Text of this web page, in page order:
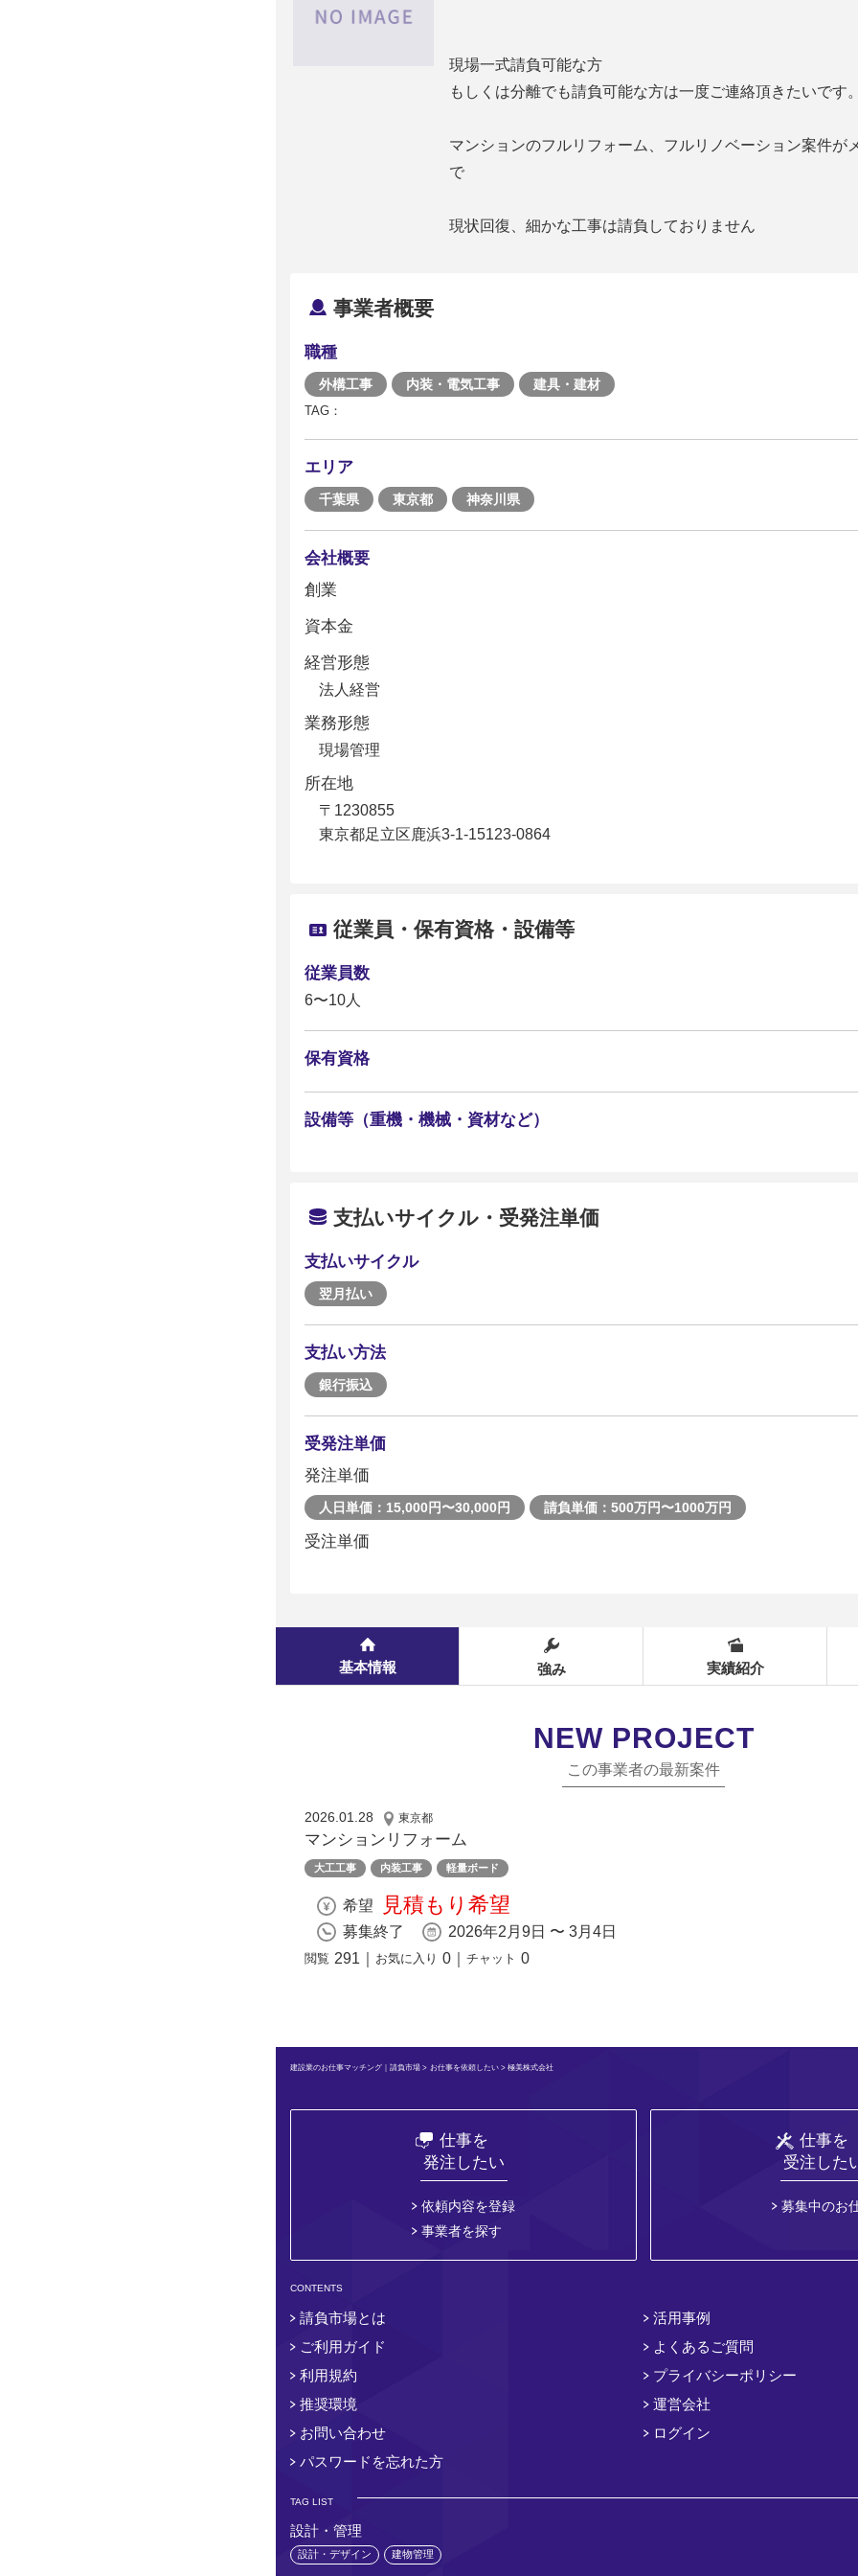
現場一式請負可能な方
もしくは分離でも請負可能な方は一度ご連絡頂きたいです
マンションのフルリフォーム、フルリノベーション案件が
で
現状回復、細かな工事は請負しておりません
事業者概要
職種
外構工事 内装・電気工事 建具・建材
TAG：
エリア
千葉県 東京都 神奈川県
会社概要
創業
資本金
経営形態
法人経営
業務形態
現場管理
所在地
〒1230855
東京都足立区鹿浜3-1-15123-0864
従業員・保有資格・設備等
従業員数
6〜10人
保有資格
設備等（重機・機械・資材など）
支払いサイクル・受発注単価
支払いサイクル
翌月払い
支払い方法
銀行振込
受発注単価
発注単価
人日単価：15,000円〜30,000円 請負単価：500万円〜1000万円
受注単価
基本情報 強み 実績紹介
NEW PROJECT
この事業者の最新案件
2026.01.28 東京都
マンションリフォーム
大工工事 内装工事 軽量ボード
希望 見積もり希望
募集終了 2026年2月9日 〜 3月4日
閲覧 291 お気に入り 0 チャット 0
建設業のお仕事マッチング｜請負市場 > お仕事を依頼したい> 極美株式会社
仕事を
発注したい
依頼内容を登録
事業者を探す
仕事を
受注した
募集中のお
CONTENTS
請負市場とは
活用事例
ご利用ガイド
よくあるご質問
利用規約
プライバシーポリシー
推奨環境
運営会社
お問い合わせ
ログイン
パスワードを忘れた方
TAG LIST
設計・管理
設計・デザイン 建物管理